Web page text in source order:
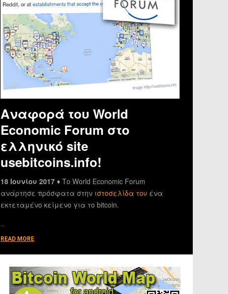
Αναφορά του World
Economic Forum στο
ελληνικό site
usebitcoins.info!
18 Ιουνίου 2017 ♦ Το World Economic Forum
ανάρτησε πρόσφατα στην ιστοσελίδα του ένα
εκτεταμένο κείμενο για το bitcoin.
READ MORE